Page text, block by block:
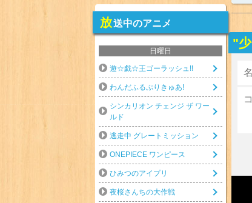
"少
放送中のアニメ
日曜日
遊☆戯☆王ゴーラッシュ!!
わんだふるぷりきゅあ!
シンカリオン チェンジ ザ ワー
ルド
逃走中 グレートミッション
ONEPIECE ワンピース
ひみつのアイプリ
夜桜さんちの大作戦